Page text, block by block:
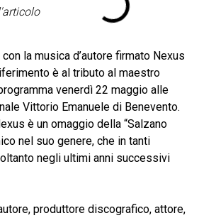
la musica d’autore firmato Nexus
è al tributo al maestro
venerdì 22 maggio alle
Vittorio Emanuele di Benevento.
è un omaggio della “Salzano
nel suo genere, che in tanti
negli ultimi anni successivi
produttore discografico, attore,